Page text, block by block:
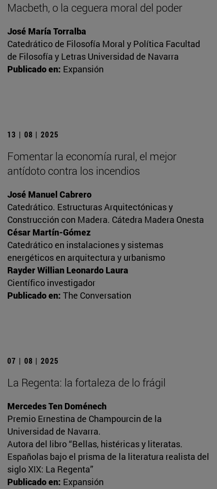
Macbeth, o la ceguera moral del poder
José María Torralba
Catedrático de Filosofía Moral y Política Facultad
de Filosofía y Letras Universidad de Navarra
Publicado en: Expansión
13 | 08 | 2025
Fomentar la economía rural, el mejor
antídoto contra los incendios
José Manuel Cabrero
Catedrático. Estructuras Arquitectónicas y
Construcción con Madera. Cátedra Madera Onesta
César Martín-Gómez
Catedrático en instalaciones y sistemas
energéticos en arquitectura y urbanismo
Rayder Willian Leonardo Laura
Científico investigador
Publicado en: The Conversation
07 | 08 | 2025
La Regenta: la fortaleza de lo frágil
Mercedes Ten Doménech
Premio Ernestina de Champourcin de la
Universidad de Navarra.
Autora del libro “Bellas, histéricas y literatas.
Españolas bajo el prisma de la literatura realista del
siglo XIX: La Regenta”
Publicado en: Expansión